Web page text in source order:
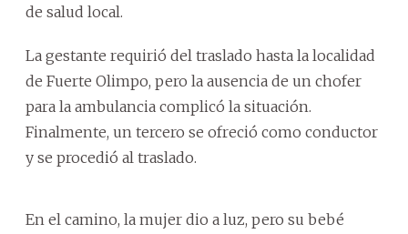
de salud local.
La gestante requirió del traslado hasta la localidad
de Fuerte Olimpo, pero la ausencia de un chofer
para la ambulancia complicó la situación.
Finalmente, un tercero se ofreció como conductor
y se procedió al traslado.
En el camino, la mujer dio a luz, pero su bebé